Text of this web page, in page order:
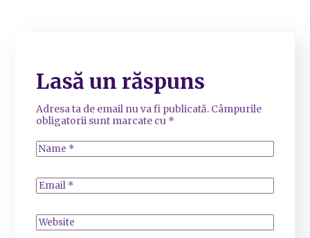
Lasă un răspuns
Adresa ta de email nu va fi publicată. Câmpurile
obligatorii sunt marcate cu *